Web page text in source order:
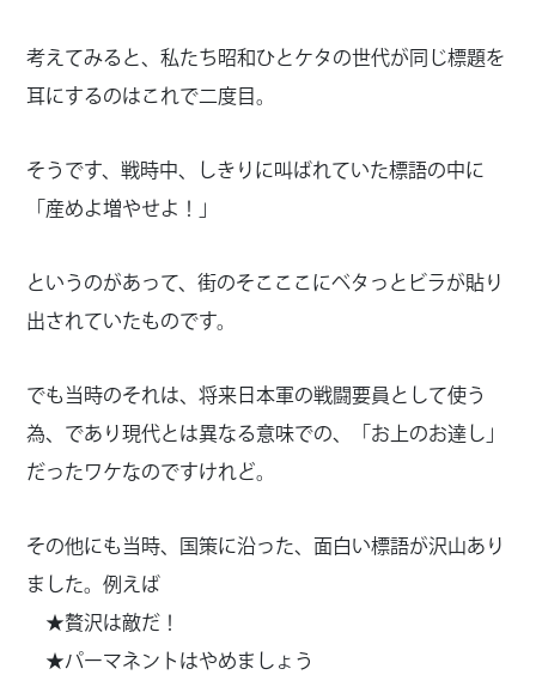
考えてみると、私たち昭和ひとケタの世代が同じ標題を
耳にするのはこれで二度目。
そうです、戦時中、しきりに叫ばれていた標語の中に
「産めよ増やせよ！」
というのがあって、街のそこここにベタっとビラが貼り
出されていたものです。
でも当時のそれは、将来日本軍の戦闘要員として使う
為、であり現代とは異なる意味での、「お上のお達し」
だったワケなのですけれど。
その他にも当時、国策に沿った、面白い標語が沢山あり
ました。例えば
★贅沢は敵だ！
★パーマネントはやめましょう